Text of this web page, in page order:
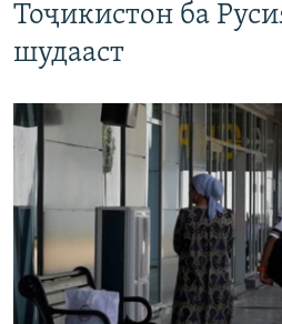
Тоҷикистон ба
шудааст